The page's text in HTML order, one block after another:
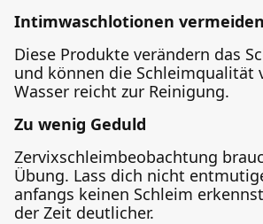
Intimwaschlotionen vermeiden
Diese Produkte verändern das
und können die Schleimqualität
Wasser reicht zur Reinigung.
Zu wenig Geduld
Zervixschleimbeobachtung
Übung. Lass dich nicht
anfangs keinen Schleim
der Zeit deutlicher.